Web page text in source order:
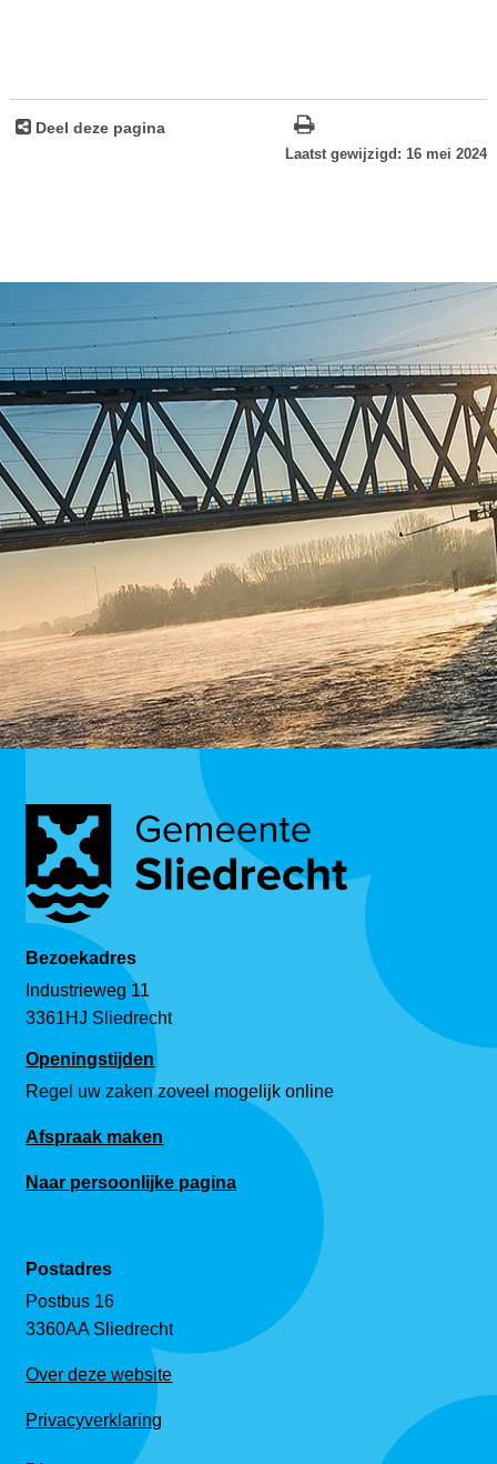
Deel deze pagina
Laatst gewijzigd: 16 mei 2024
Bezoekadres
Industrieweg 11
3361HJ Sliedrecht
Openingstijden
Regel uw zaken zoveel mogelijk online
Afspraak maken
Naar persoonlijke pagina
Postadres
Postbus 16
3360AA Sliedrecht
Over deze website
Privacyverklaring